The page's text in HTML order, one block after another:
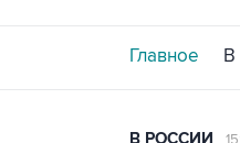
Главное В